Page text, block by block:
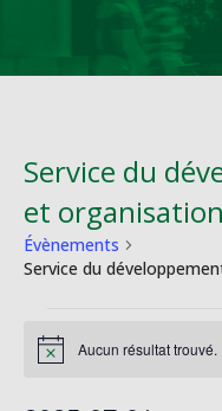
Service du
et
Évènements
Service du
Notice Aucun résultat trouvé.